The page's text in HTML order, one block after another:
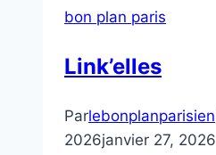
bon plan paris
Link’elles
Parlebonplanparisien
2026janvier 27, 2026